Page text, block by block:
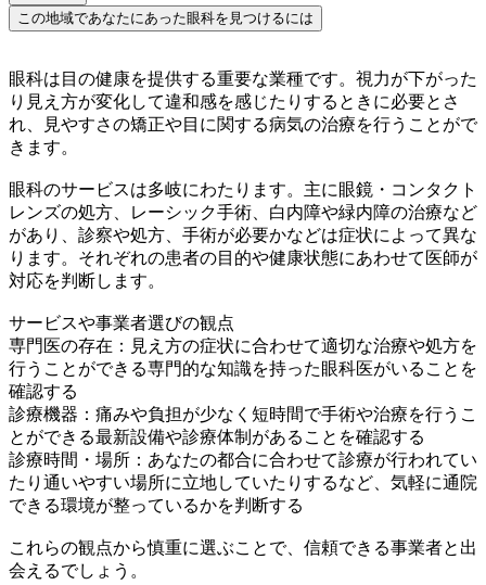
この地域であなたにあった眼科を見つけるには
眼科は目の健康を提供する重要な業種です。視力が下がった
り見え方が変化して違和感を感じたりするときに必要とさ
れ、見やすさの矯正や目に関する病気の治療を行うことがで
きます。
眼科のサービスは多岐にわたります。主に眼鏡・コンタクト
レンズの処方、レーシック手術、白内障や緑内障の治療など
があり、診察や処方、手術が必要かなどは症状によって異な
ります。それぞれの患者の目的や健康状態にあわせて医師が
対応を判断します。
サービスや事業者選びの観点
専門医の存在：見え方の症状に合わせて適切な治療や処方を
行うことができる専門的な知識を持った眼科医がいることを
確認する
診療機器：痛みや負担が少なく短時間で手術や治療を行うこ
とができる最新設備や診療体制があることを確認する
診療時間・場所：あなたの都合に合わせて診療が行われてい
たり通いやすい場所に立地していたりするなど、気軽に通院
できる環境が整っているかを判断する
これらの観点から慎重に選ぶことで、信頼できる事業者と出
会えるでしょう。